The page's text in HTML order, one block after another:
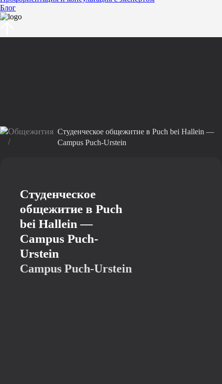
Блог
Общежития
/
Студенческое общежитие в Puch bei Hallein —
Campus Puch-Urstein
Студенческое
общежитие в Puch
bei Hallein —
Campus Puch-
Urstein
Campus Puch-Urstein